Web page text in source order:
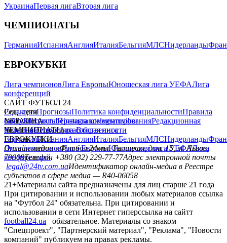
УкраинаПервая лигаВторая лига
ЧЕМПИОНАТЫ
ГерманияИспанияАнглияИталияБельгияМЛСНидерланды
ЕВРОКУБКИ
Лига чемпионовЛига ЕвропыЮношеская лига УЕФАЛига
конференций
САЙТ ФУТБОЛ 24
РедакцияПрогнозыПолитика конфиденциальностиПравила
сайтуКонтактыПравила комментированияРедакционная
политикаСтруктура собственности
Соц. сети
facebookxyoutubeinstagramtelegramviber
УКРАИНА
УкраинаПервая лигаВторая лига
ЧЕМПИОНАТЫ
ГерманияИспанияАнглияИталияБельгияМЛСНидерланды
ЕВРОКУБКИ
Лига чемпионовЛига ЕвропыЮношеская лига УЕФАЛига
конференций
Онлайн-медиа «Футбол 24»пл. Галицкая, дом. 15, м. Львов,
79008Телефон +380 (32) 229-77-77Адрес электронной почты
legal@24tv.com.uaИдентификатор онлайн-медиа в Реестре
субъектов в сфере медиа — R40-06058
21+Материалы сайта предназначены для лиц старше 21 года
При цитировании и использовании любых материалов ссылка
на "Футбол 24" обязательна. При цитировании и
использовании в сети Интернет гиперссылка на сайтт
football24.ua
обязательное. Материалы со знаком
"Спецпроект", "Партнерский материал", "Реклама", "Новости
компаний" публикуем на правах рекламы.